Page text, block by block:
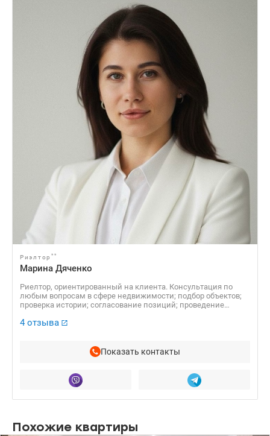
Риэлтор **
Марина Дяченко
Риелтор, ориентированный на клиента. Консультация по
любым вопросам в сфере недвижимости; подбор объектов;
проверка истории; согласование позиций; проведение
Сопровождаю сделку от первого просмотра к ключам в руках
4 отзыва
Показать контакты
Похожие квартиры